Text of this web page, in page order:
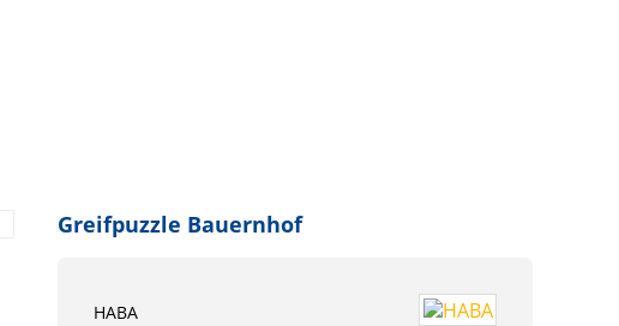
Greifpuzzle Bauernhof
HABA